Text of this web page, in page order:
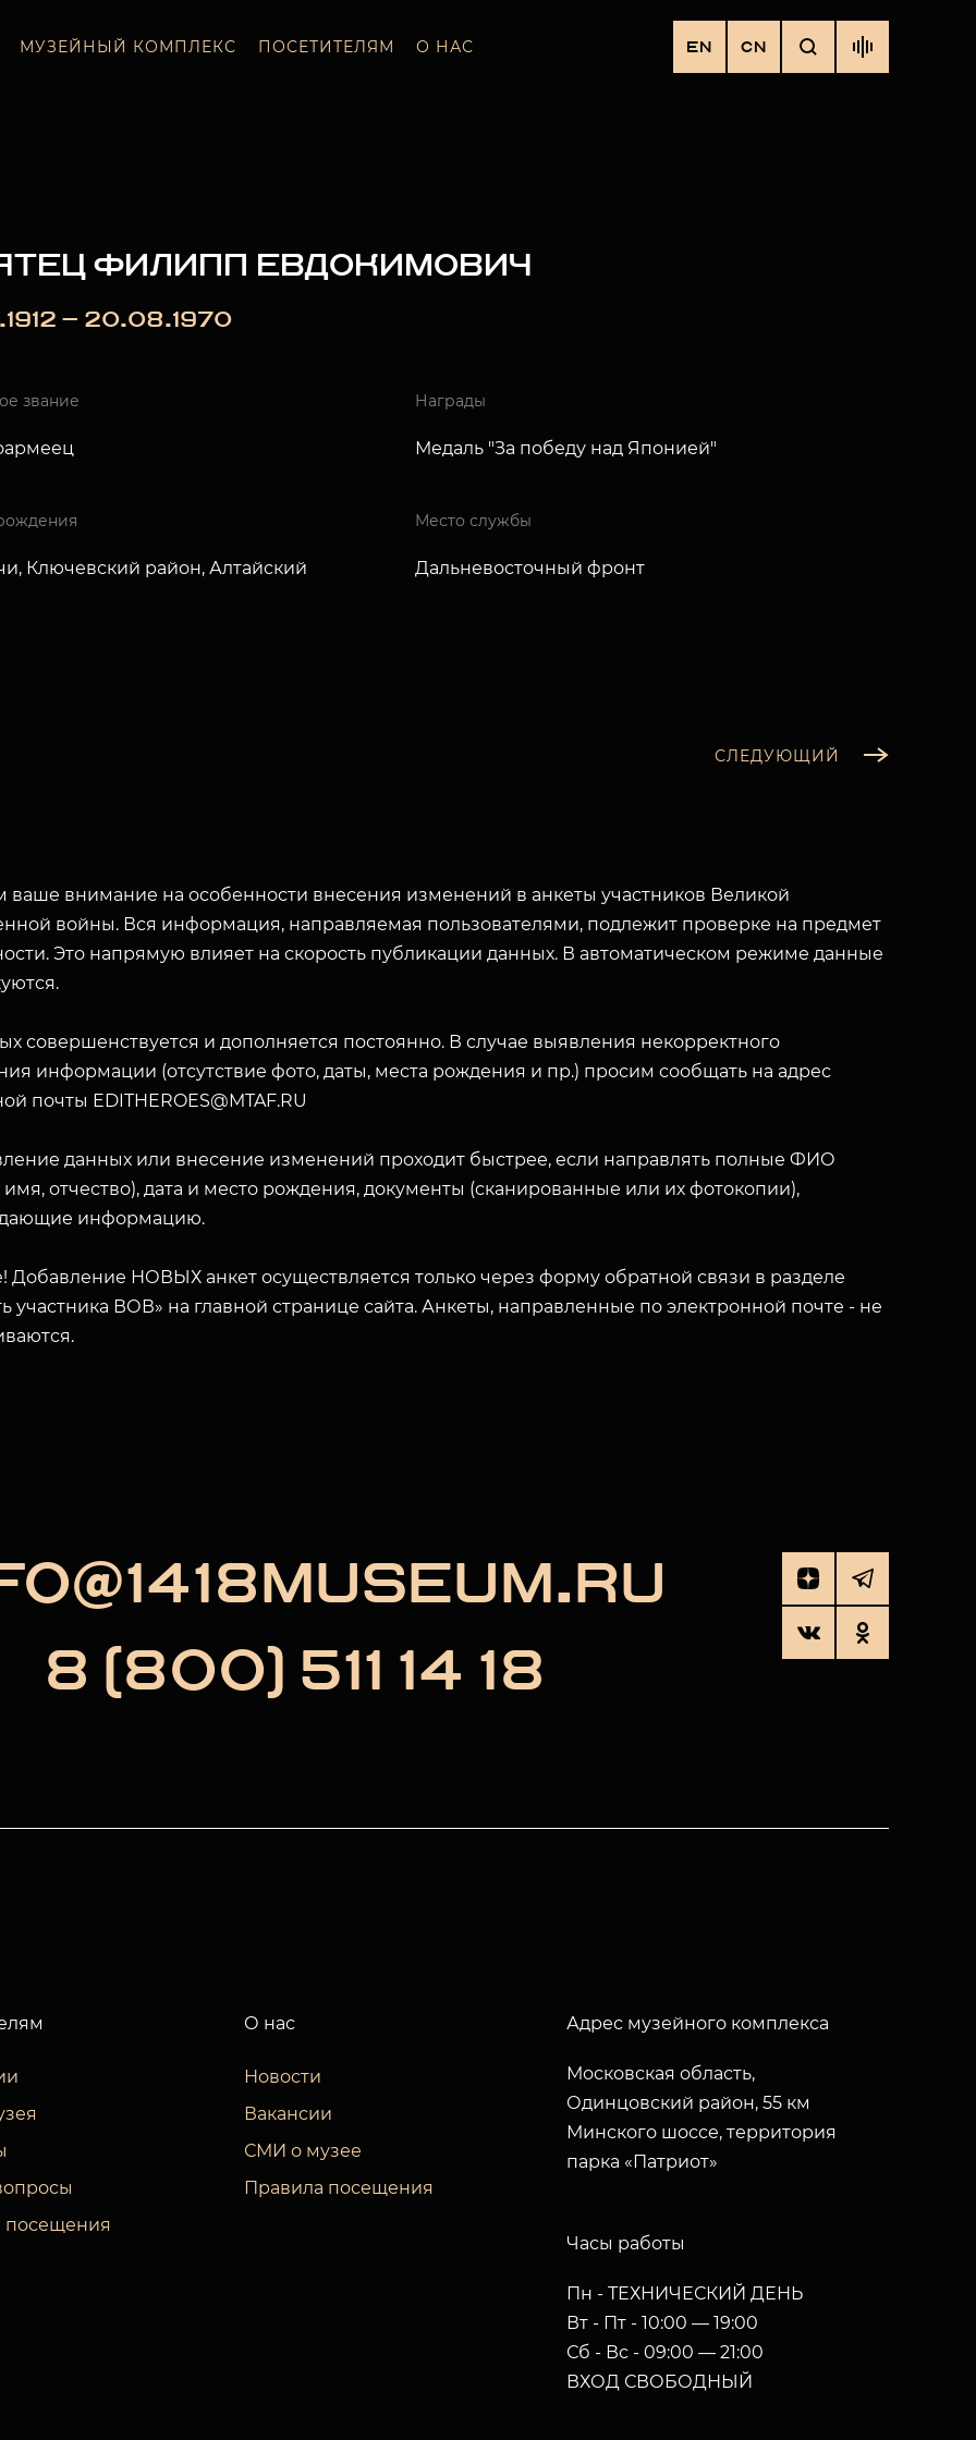
МУЗЕЙНЫЙ КОМПЛЕКС ПОСЕТИТЕЛЯМ О НАС EN CN
ФИЛИПП ЕВДОКИМОВИЧ
— 20.08.1970
звание Награды
Медаль "За победу над Японией"
Ключевский район, Алтайский
Место службы
Дальневосточный фронт
СЛЕДУЮЩИЙ
внимание на особенности внесения изменений в анкеты участников Великой
войны. Вся информация, направляемая пользователями, подлежит проверке на предмет
Это напрямую влияет на скорость публикации данных. В автоматическом режиме данные
совершенствуется и дополняется постоянно. В случае выявления некорректного
информации (отсутствие фото, даты, места рождения и пр.) просим сообщать на адрес
почты EDITHEROES@MTAF.RU
данных или внесение изменений проходит быстрее, если направлять полные ФИО
отчество), дата и место рождения, документы (сканированные или их фотокопии),
информацию.
Добавление НОВЫХ анкет осуществляется только через форму обратной связи в разделе
участника ВОВ» на главной странице сайта. Анкеты, направленные по электронной почте - не
8 (800) 511 14 18
посещения
О нас
Новости
Вакансии
СМИ о музее
Правила посещения
Адрес музейного комплекса
Московская область,
Одинцовский район, 55 км
Минского шоссе, территория
парка «Патриот»
Часы работы
Пн - ТЕХНИЧЕСКИЙ ДЕНЬ
Вт - Пт - 10:00 — 19:00
Сб - Вс - 09:00 — 21:00
ВХОД СВОБОДНЫЙ